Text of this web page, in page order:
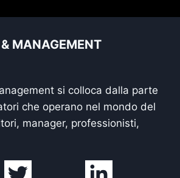
MANAGEMENT
si colloca dalla parte
che operano nel mondo del
manager, professionisti,